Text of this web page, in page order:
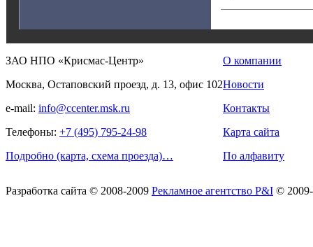
ЗАО НПО «Крисмас-Центр»
Москва, Остаповский проезд, д. 13, офис 102
e-mail: info@ccenter.msk.ru
Телефоны: +7 (495) 795-24-98
Подробно (карта, схема проезда)…
О компании
Новости
Контакты
Карта сайта
По алфавиту
Разработка сайта © 2008-2009 Рекламное агентство P&I ©